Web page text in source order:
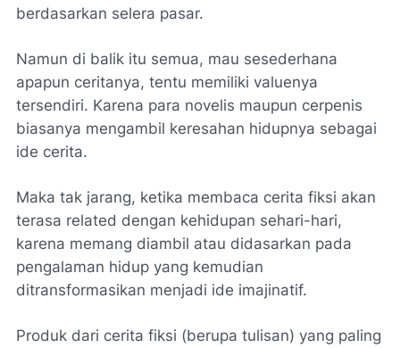
berdasarkan selera pasar.
Namun di balik itu semua, mau sesederhana
apapun ceritanya, tentu memiliki valuenya
tersendiri. Karena para novelis maupun cerpenis
biasanya mengambil keresahan hidupnya sebagai
ide cerita.
Maka tak jarang, ketika membaca cerita fiksi akan
terasa related dengan kehidupan sehari-hari,
karena memang diambil atau didasarkan pada
pengalaman hidup yang kemudian
ditransformasikan menjadi ide imajinatif.
Produk dari cerita fiksi (berupa tulisan) yang paling